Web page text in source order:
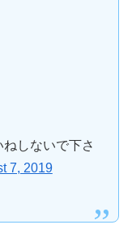
しないで下さ
7, 2019